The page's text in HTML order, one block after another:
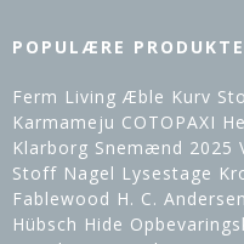
POPULÆRE
Ferm Living Æble Kurv
Karmameju COTOPAXI
Klarborg Snemænd 2025
Stoff Nagel Lysestage
Fablewood H. C.
Hübsch Hide